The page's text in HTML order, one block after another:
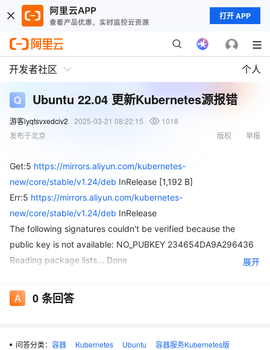
打开 APP
开发者社区 个人
Ubuntu 22.04 更新Kubernetes源报错
游客lyqtsvxedciv2 2025-03-21 08:22:15
1018
发布于北京
举报
版权
Get:5 https://mirrors.aliyun.com/kubernetes-
new/core/stable/v1.24/deb InRelease [1,192 B]
Err:5 https://mirrors.aliyun.com/kubernetes-
new/core/stable/v1.24/deb InRelease
The following signatures couldn't be verified because the
public key is not available: NO_PUBKEY 234654DA9A296436
Reading package lists... Done
new/core/stable/v1.24/deb
couldn't be verified because the public key is not available:
展开
0条回答
问答分类： 容器 Kubernetes Ubuntu
容器服务Kubernetes版